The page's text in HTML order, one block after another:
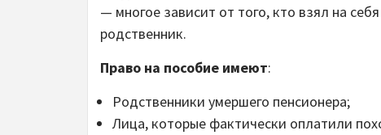
— многое зависит от того, кто взял на
родственник.
Право на пособие имеют:
Родственники умершего пенсионера;
Лица, которые фактически оплатили